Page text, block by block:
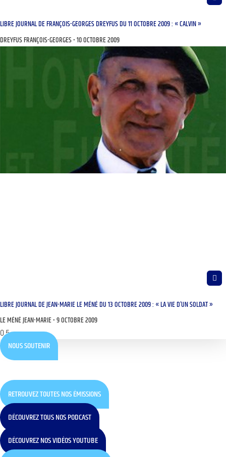
LIBRE JOURNAL DE FRANÇOIS-GEORGES DREYFUS DU 11 OCTOBRE 2009 : « CALVIN »
DREYFUS FRANÇOIS-GEORGES 10 OCTOBRE 2009
LIBRE JOURNAL DE JEAN-MARIE LE MÉNÉ DU 13 OCTOBRE 2009 : « LA VIE D’UN SOLDAT »
LE MÉNÉ JEAN-MARIE 9 OCTOBRE 2009
NOUS SOUTENIR
RETROUVEZ TOUTES NOS ÉMISSIONS
DÉCOUVREZ TOUS NOS PODCAST
DÉCOUVREZ NOS VIDÉOS YOUTUBE